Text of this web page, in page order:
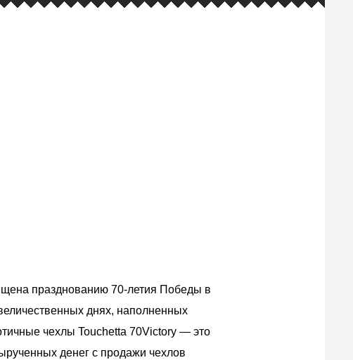
празднованию 70-летия Победы в
днях, наполненных
чехлы Touchetta 70Victory — это
денег с продажи чехлов